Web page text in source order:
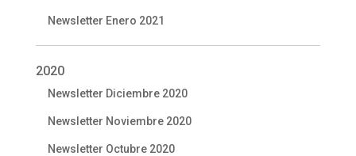
Newsletter Enero 2021
2020
Newsletter Diciembre 2020
Newsletter Noviembre 2020
Newsletter Octubre 2020